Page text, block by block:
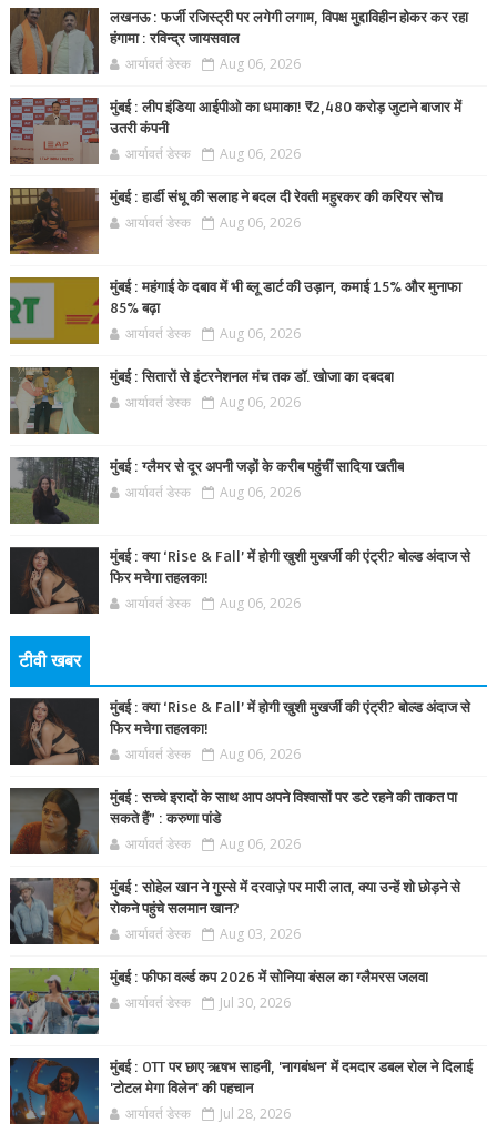
लखनऊ : फर्जी रजिस्ट्री पर लगेगी लगाम, विपक्ष मुद्दाविहीन होकर कर रहा
हंगामा : रविन्द्र जायसवाल
आर्यावर्त डेस्क Aug 06, 2026
मुंबई : लीप इंडिया आईपीओ का धमाका! ₹2,480 करोड़ जुटाने बाजार में
उतरी कंपनी
आर्यावर्त डेस्क Aug 06, 2026
मुंबई : हार्डी संधू की सलाह ने बदल दी रेवती महुरकर की करियर सोच
आर्यावर्त डेस्क Aug 06, 2026
मुंबई : महंगाई के दबाव में भी ब्लू डार्ट की उड़ान, कमाई 15% और मुनाफा
85% बढ़ा
आर्यावर्त डेस्क Aug 06, 2026
मुंबई : सितारों से इंटरनेशनल मंच तक डॉ. खोजा का दबदबा
आर्यावर्त डेस्क Aug 06, 2026
मुंबई : ग्लैमर से दूर अपनी जड़ों के करीब पहुंचीं सादिया खतीब
आर्यावर्त डेस्क Aug 06, 2026
मुंबई : क्या ‘Rise & Fall’ में होगी खुशी मुखर्जी की एंट्री? बोल्ड अंदाज से
फिर मचेगा तहलका!
आर्यावर्त डेस्क Aug 06, 2026
टीवी खबर
मुंबई : क्या ‘Rise & Fall’ में होगी खुशी मुखर्जी की एंट्री? बोल्ड अंदाज से
फिर मचेगा तहलका!
आर्यावर्त डेस्क Aug 06, 2026
मुंबई : सच्चे इरादों के साथ आप अपने विश्वासों पर डटे रहने की ताकत पा
सकते हैं” : करुणा पांडे
आर्यावर्त डेस्क Aug 06, 2026
मुंबई : सोहेल खान ने गुस्से में दरवाज़े पर मारी लात, क्या उन्हें शो छोड़ने से
रोकने पहुंचे सलमान खान?
आर्यावर्त डेस्क Aug 03, 2026
मुंबई : फीफा वर्ल्ड कप 2026 में सोनिया बंसल का ग्लैमरस जलवा
आर्यावर्त डेस्क Jul 30, 2026
मुंबई : OTT पर छाए ऋषभ साहनी, 'नागबंधन' में दमदार डबल रोल ने दिलाई
'टोटल मेगा विलेन' की पहचान
आर्यावर्त डेस्क Jul 28, 2026